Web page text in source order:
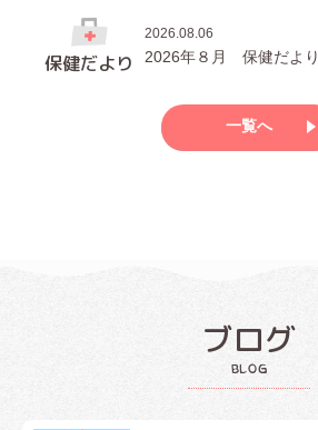
保健だより
2026.08.06
2026年８月 保健だより
一覧へ
ブログ
blog